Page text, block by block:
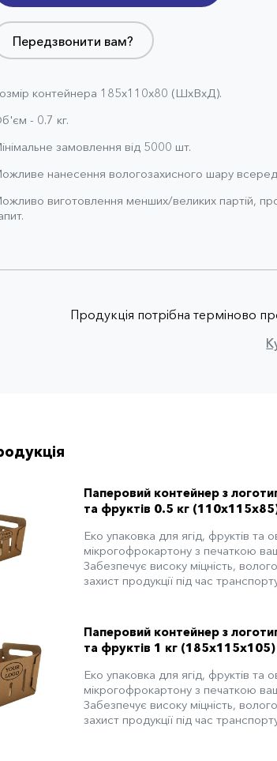
Передзвонити вам?
контейнера 185x110x80 (ШхВхД).
- 0.7 кг.
замовлення від 5000 шт.
нанесення вологозахисного шару
виготовлення менших/великих партій,
Продукція потрібна терміново
Паперовий контейнер з
та фруктів 0.5 кг
Еко упаковка для ягід, фруктів та
мікрогофрокартону з печаткою
Забезпечує високу міцність,
захист продукції під час
Паперовий контейнер з
та фруктів 1 кг (185x115x105)
Еко упаковка для ягід, фруктів та
мікрогофрокартону з печаткою
Забезпечує високу міцність,
захист продукції під час